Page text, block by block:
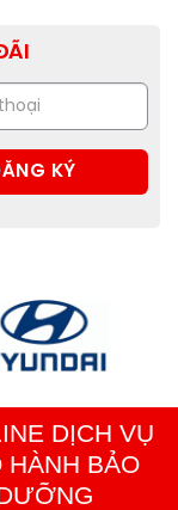
DỊCH VỤ
HÀNH BẢO